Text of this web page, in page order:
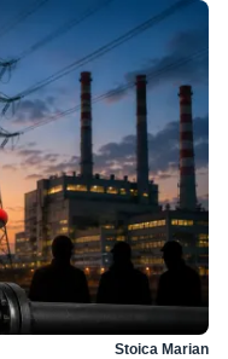
Stoica Marian